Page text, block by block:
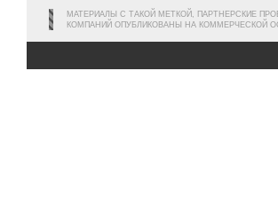
МАТЕРИАЛЫ С ТАКОЙ МЕТКОЙ, ПАРТНЕРСКИЕ
КОМПАНИЙ ОПУБЛИКОВАНЫ НА КОММЕРЧЕСКОЙ